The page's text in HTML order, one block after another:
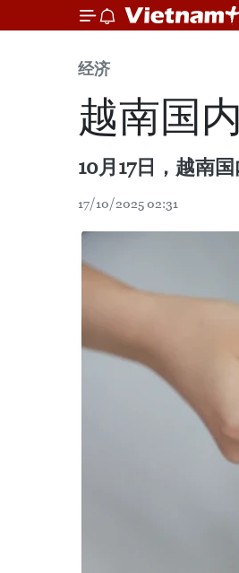
经济
越南国
10月17日，越南
17/10/2025 02:31